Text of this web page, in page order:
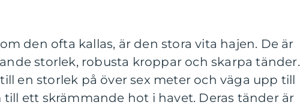
den ofta kallas, är den stora vita hajen. De är
storlek, robusta kroppar och skarpa tänder.
en storlek på över sex meter och väga upp till
ett skrämmande hot i havet. Deras tänder är